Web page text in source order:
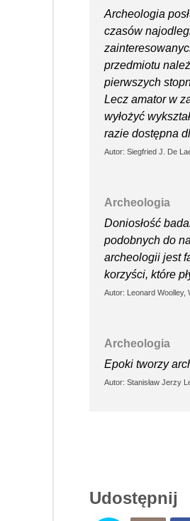
Archeologia
czasów
przedmiotu
pierwszych
Lecz amator w
wyłożyć
razie dostępna
Autor: Siegfried J. De
Archeologia
Doniosłość
podobnych do
archeologii jest
korzyści, które
Autor: Leonard Woolley,
Archeologia
Epoki tworzy
Autor: Stanisław Jerzy
Udostępnij